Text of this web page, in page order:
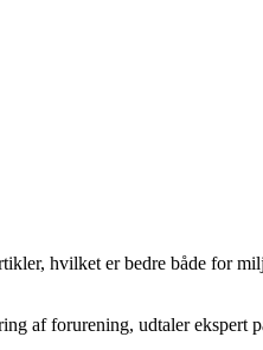
hvilket er bedre både for
af forurening, udtaler ekspert